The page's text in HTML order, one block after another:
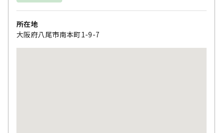
所在地
大阪府八尾市南本町1-9-7